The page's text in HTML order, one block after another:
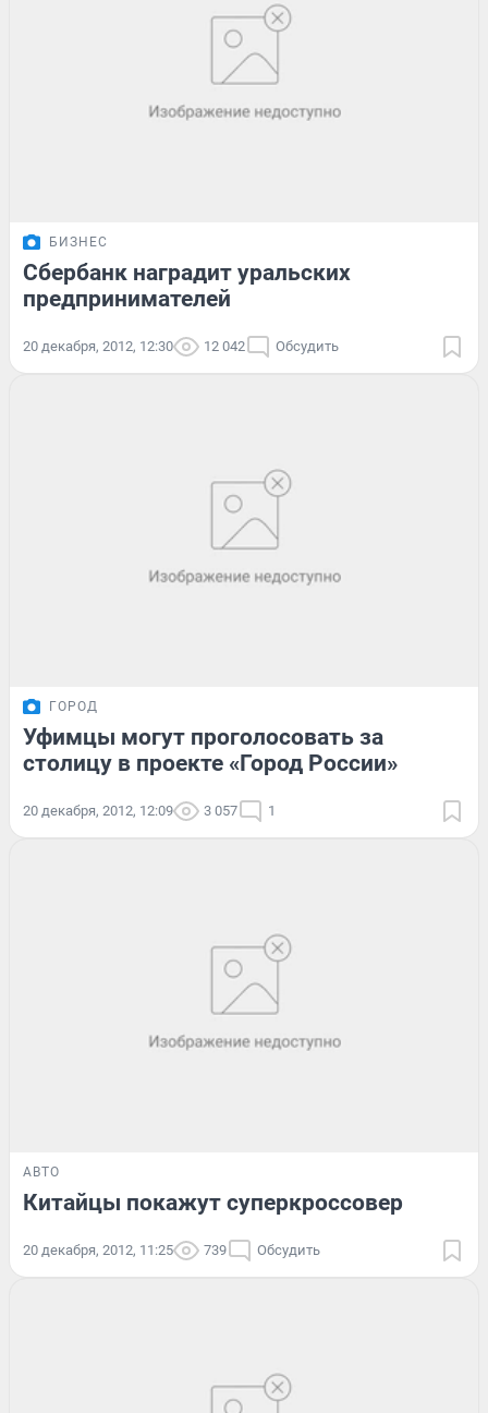
БИЗНЕС
Сбербанк наградит уральских
предпринимателей
20 декабря, 2012, 12:30 12 042 Обсудить
ГОРОД
Уфимцы могут проголосовать за
столицу в проекте «Город России»
20 декабря, 2012, 12:09 3 057 1
АВТО
Китайцы покажут суперкроссовер
20 декабря, 2012, 11:25 739 Обсудить